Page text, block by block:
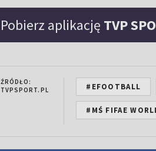
Pobierz aplikację TVP
ŹRÓDŁO:
TVPSPORT.PL
#EFOOTBALL
#MŚ FIFAE